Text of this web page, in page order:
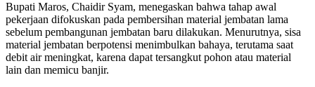
Bupati Maros, Chaidir Syam, menegaskan bahwa tahap awal
pekerjaan difokuskan pada pembersihan material jembatan lama
sebelum pembangunan jembatan baru dilakukan. Menurutnya, sisa
material jembatan berpotensi menimbulkan bahaya, terutama saat
debit air meningkat, karena dapat tersangkut pohon atau material
lain dan memicu banjir.